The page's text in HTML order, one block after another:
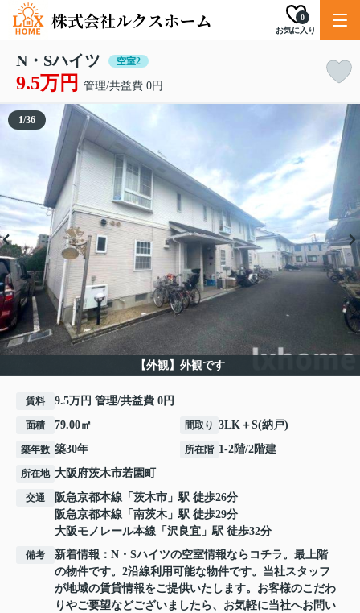
お気に入り
0
N・Sハイツ 空室2
9.5万円 管理/共益費 0円
【外観】外観です
1/36
賃料 9.5万円 管理/共益費 0円
面積 79.00㎡ 間取り 3LK＋S(納戸)
築年数 築30年 所在階 1-2階/2階建
所在地 大阪府茨木市若園町
交通 阪急京都本線 「 茨木市 」駅 徒歩26分
阪急京都本線 「 南茨木 」駅 徒歩29分
大阪モノレール本線 「 沢良宜 」駅 徒歩32分
備考
新着情報：N・Sハイツの空室情報ならコチラ。最上階
の物件です。2沿線利用可能な物件です。当社スタッフ
が地域の賃貸情報をご提供いたします。お客様のこだわ
りやご要望などございましたら、お気軽に当社へお問い